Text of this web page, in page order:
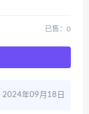
已售：0
2024年09月18日